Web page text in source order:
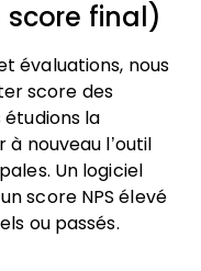
score final)
évaluations, nous
score des
étudions la
nouveau l’outil
Un logiciel
score NPS élevé
ou passés.